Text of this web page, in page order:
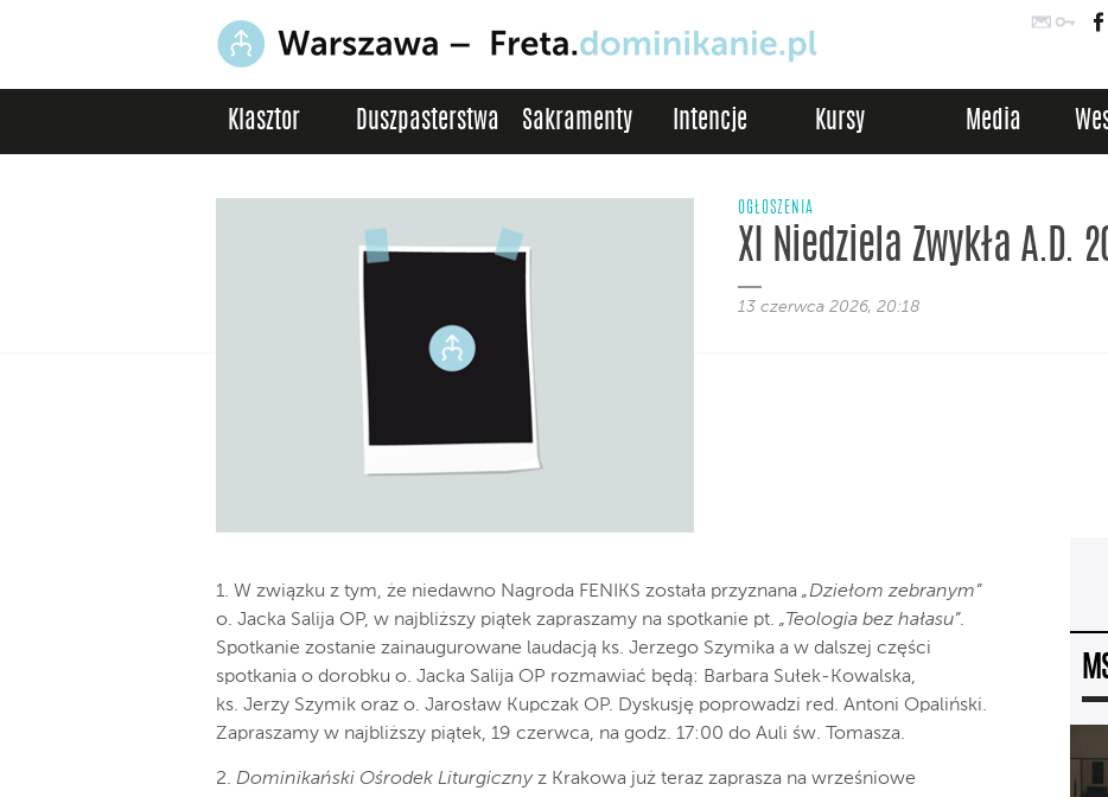
Poczta
Klasztor Duszpasterstwa Sakramenty Intencje Kursy Media
OGŁOSZENIA
XI Niedziela Zwykła A.D.
13 czerwca 2026, 20:18
1. W związku z tym, że niedawno Nagroda FENIKS została przyznana„Dziełom zebranym”
o. Jacka Salija OP, w najbliższy piątek zapraszamy na spotkanie pt.„Teologia bez hałasu”.
Spotkanie zostanie zainaugurowane laudacją ks. Jerzego Szymika a w dalszej części
spotkania o dorobku o. Jacka Salija OP rozmawiać będą: Barbara Sułek-Kowalska,
ks. Jerzy Szymik oraz o. Jarosław Kupczak OP. Dyskusję poprowadzi red. Antoni Opaliński.
Zapraszamy w najbliższy piątek, 19 czerwca, na godz. 17:00 do Auli św. Tomasza.
2. Dominikański Ośrodek Liturgiczny z Krakowa już teraz zaprasza na wrześniowe